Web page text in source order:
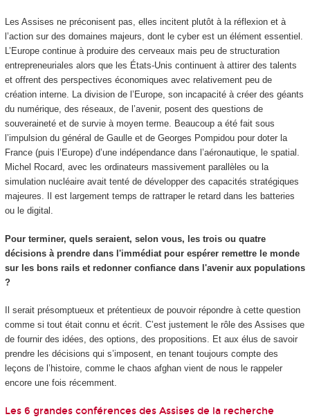
Les Assises ne préconisent pas, elles incitent plutôt à la réflexion et à
l’action sur des domaines majeurs, dont le cyber est un élément essentiel.
L’Europe continue à produire des cerveaux mais peu de structuration
entrepreneuriales alors que les États-Unis continuent à attirer des talents
et offrent des perspectives économiques avec relativement peu de
création interne. La division de l’Europe, son incapacité à créer des géants
du numérique, des réseaux, de l’avenir, posent des questions de
souveraineté et de survie à moyen terme. Beaucoup a été fait sous
l’impulsion du général de Gaulle et de Georges Pompidou pour doter la
France (puis l’Europe) d’une indépendance dans l’aéronautique, le spatial.
Michel Rocard, avec les ordinateurs massivement parallèles ou la
simulation nucléaire avait tenté de développer des capacités stratégiques
majeures. Il est largement temps de rattraper le retard dans les batteries
ou le digital.
Pour terminer, quels seraient, selon vous, les trois ou quatre
décisions à prendre dans l'immédiat pour espérer remettre le monde
sur les bons rails et redonner confiance dans l'avenir aux populations
?
Il serait présomptueux et prétentieux de pouvoir répondre à cette question
comme si tout était connu et écrit. C’est justement le rôle des Assises que
de fournir des idées, des options, des propositions. Et aux élus de savoir
prendre les décisions qui s’imposent, en tenant toujours compte des
leçons de l’histoire, comme le chaos afghan vient de nous le rappeler
encore une fois récemment.
Les 6 grandes conférences des Assises de la recherche